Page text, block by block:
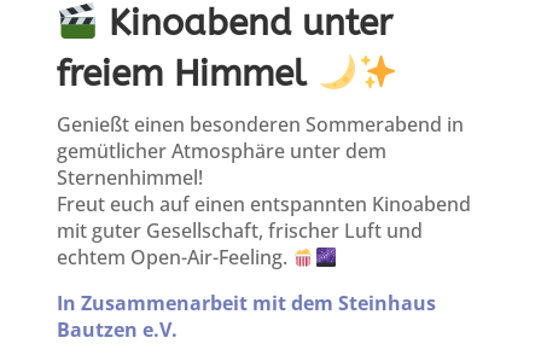
Kinoabend unter
freiem Himmel
Genießt einen besonderen Sommerabend in
gemütlicher Atmosphäre unter dem
Sternenhimmel!
Freut euch auf einen entspannten Kinoabend
mit guter Gesellschaft, frischer Luft und
echtem Open-Air-Feeling.
In Zusammenarbeit mit dem Steinhaus
Bautzen e.V.